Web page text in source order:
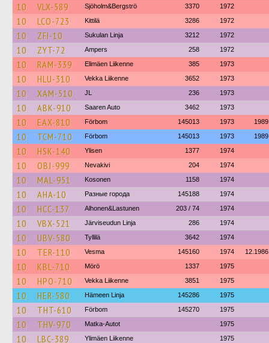
10 VLX-589 Sjöholm&Bergströ 3370 1972
10 LCO-723 Kittilä 3286 1972
10 ZFI-10 Sukulan Linja 3212 1972
10 ZYT-72 Ampers 258 1972
10 RAM-339 Elimäen Liikenne 385 1973
10 HLU-310 Vekka Liikenne 3652 1973
10 XAM-510 JL 236 1973
10 ABK-910 Saaren Auto 3462 1973
10 EAX-810 Förbom 145013 1973 1989
10 TCM-710 Förbom 145013 1973 1989
10 HSK-140 Ylisen 1377 1974
10 OBJ-999 Nevakivi 204 1974
10 MAL-951 Kosonen 1158 1974
10 AHA-10 Разные города 145188 1974
10 HCC-137 Alhonen&Lastunen 203 / 74 1974
10 VBX-521 Järviseudun Linja 286 1974
10 UBV-580 Tyllilä 3642 1974
10 TER-110 Vesma 145160 1974 12.1986
10 KBL-710 Mörö 1337 1975
10 HPO-710 Vekka Liikenne 3851 1975
10 HER-580 Hämeen Linja 145286 1975
10 THT-610 Förbom 145270 1975
10 THV-970 Matka-Autot 1975
10 LBC-389 Ylimäen Liikenne 1975